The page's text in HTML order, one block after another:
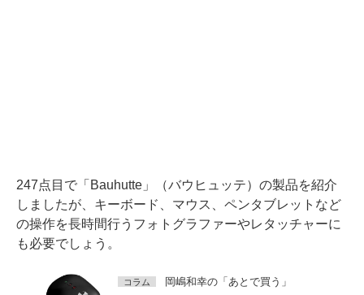
247点目で「Bauhutte」（バウヒュッテ）の製品を紹介
しましたが、キーボード、マウス、ペンタブレットなど
の操作を長時間行うフォトグラファーやレタッチャーに
も必要でしょう。
コラム 岡嶋和幸の「あとで買う」